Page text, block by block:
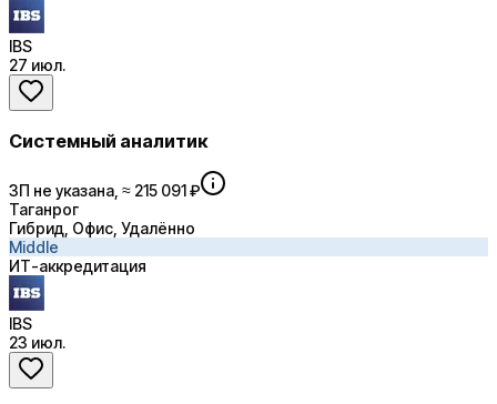
IBS
27 июл.
Системный аналитик
ЗП не указана, ≈ 215 091 ₽
Таганрог
Гибрид, Офис, Удалённо
Middle
ИТ-аккредитация
IBS
23 июл.